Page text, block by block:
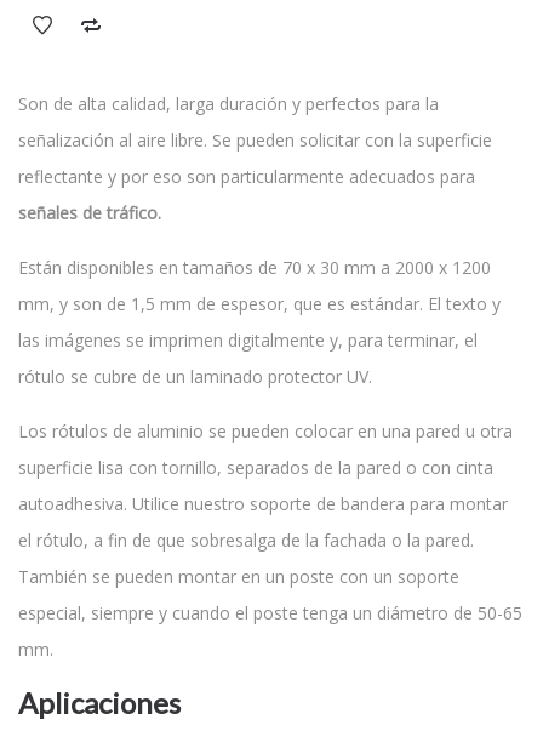
Son de alta calidad, larga duración y perfectos para la
señalización al aire libre. Se pueden solicitar con la superficie
reflectante y por eso son particularmente adecuados para
señales de tráfico.
Están disponibles en tamaños de 70 x 30 mm a 2000 x 1200
mm, y son de 1,5 mm de espesor, que es estándar. El texto y
las imágenes se imprimen digitalmente y, para terminar, el
rótulo se cubre de un laminado protector UV.
Los rótulos de aluminio se pueden colocar en una pared u otra
superficie lisa con tornillo, separados de la pared o con cinta
autoadhesiva. Utilice nuestro soporte de bandera para montar
el rótulo, a fin de que sobresalga de la fachada o la pared.
También se pueden montar en un poste con un soporte
especial, siempre y cuando el poste tenga un diámetro de 50-65
mm.
Aplicaciones